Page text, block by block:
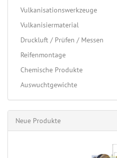
Vulkanisationswerkzeuge
Vulkanisiermaterial
Druckluft / Prüfen / Messen
Reifenmontage
Chemische Produkte
Auswuchtgewichte
Neue Produkte